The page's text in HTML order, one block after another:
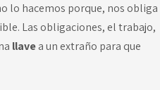
lo hacemos porque, nos obliga
Las obligaciones, el trabajo,
llavea un extraño para que